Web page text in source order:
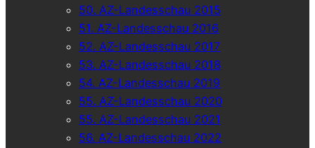
50. AZ-Landesschau 2015
51. AZ-Landesschau 2016
52. AZ-Landesschau 2017
53. AZ-Landesschau 2018
54. AZ-Landesschau 2019
55. AZ-Landesschau 2020
55. AZ-Landesschau 2021
56. AZ-Landesschau 2022